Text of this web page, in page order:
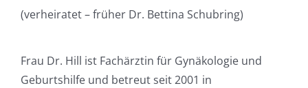
(verheiratet – früher Dr. Bettina Schubring)
Frau Dr. Hill ist Fachärztin für Gynäkologie und
Geburtshilfe und betreut seit 2001 in